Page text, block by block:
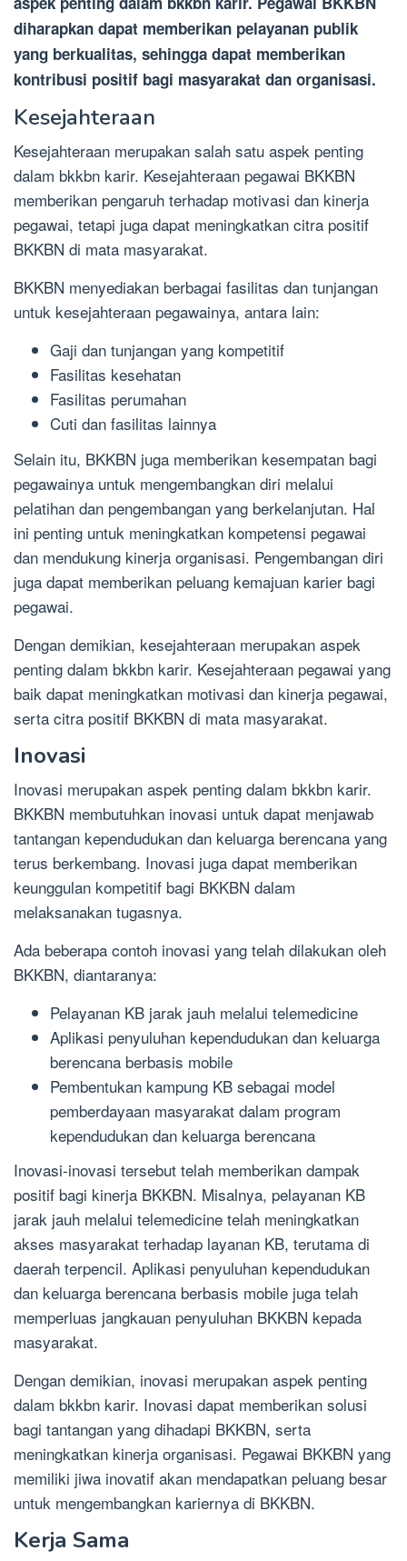
diharapkan dapat memberikan pelayanan publik
yang berkualitas, sehingga dapat memberikan
kontribusi positif bagi masyarakat dan organisasi.
Kesejahteraan
Kesejahteraan merupakan salah satu aspek penting
dalam bkkbn karir. Kesejahteraan pegawai BKKBN
memberikan pengaruh terhadap motivasi dan kinerja
pegawai, tetapi juga dapat meningkatkan citra positif
BKKBN di mata masyarakat.
BKKBN menyediakan berbagai fasilitas dan tunjangan
untuk kesejahteraan pegawainya, antara lain:
Gaji dan tunjangan yang kompetitif
Fasilitas kesehatan
Fasilitas perumahan
Cuti dan fasilitas lainnya
Selain itu, BKKBN juga memberikan kesempatan bagi
pegawainya untuk mengembangkan diri melalui
pelatihan dan pengembangan yang berkelanjutan. Hal
ini penting untuk meningkatkan kompetensi pegawai
dan mendukung kinerja organisasi. Pengembangan diri
juga dapat memberikan peluang kemajuan karier bagi
pegawai.
Dengan demikian, kesejahteraan merupakan aspek
penting dalam bkkbn karir. Kesejahteraan pegawai yang
baik dapat meningkatkan motivasi dan kinerja pegawai,
serta citra positif BKKBN di mata masyarakat.
Inovasi
Inovasi merupakan aspek penting dalam bkkbn karir.
BKKBN membutuhkan inovasi untuk dapat menjawab
tantangan kependudukan dan keluarga berencana yang
terus berkembang. Inovasi juga dapat memberikan
keunggulan kompetitif bagi BKKBN dalam
melaksanakan tugasnya.
Ada beberapa contoh inovasi yang telah dilakukan oleh
BKKBN, diantaranya:
Pelayanan KB jarak jauh melalui telemedicine
Aplikasi penyuluhan kependudukan dan keluarga
berencana berbasis mobile
Pembentukan kampung KB sebagai model
pemberdayaan masyarakat dalam program
kependudukan dan keluarga berencana
Inovasi-inovasi tersebut telah memberikan dampak
positif bagi kinerja BKKBN. Misalnya, pelayanan KB
jarak jauh melalui telemedicine telah meningkatkan
akses masyarakat terhadap layanan KB, terutama di
daerah terpencil. Aplikasi penyuluhan kependudukan
dan keluarga berencana berbasis mobile juga telah
memperluas jangkauan penyuluhan BKKBN kepada
masyarakat.
Dengan demikian, inovasi merupakan aspek penting
dalam bkkbn karir. Inovasi dapat memberikan solusi
bagi tantangan yang dihadapi BKKBN, serta
meningkatkan kinerja organisasi. Pegawai BKKBN yang
memiliki jiwa inovatif akan mendapatkan peluang besar
untuk mengembangkan kariernya di BKKBN.
Kerja Sama